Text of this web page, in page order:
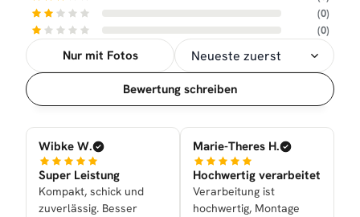
(0)
(0)
Nur mit Fotos
Sortierung
Bewertung schreiben
Wibke W.
Super Leistung
Kompakt, schick und
zuverlässig. Besser
Marie-Theres H.
Hochwertig verarbeitet
Verarbeitung ist
hochwertig, Montage